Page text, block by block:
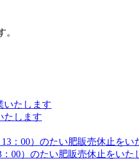
。
します
00）のたい肥販売休止をいた